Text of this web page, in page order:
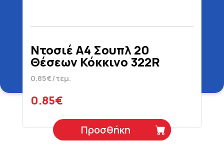
Ντοσιέ Α4 Σουπλ 20
Θέσεων Κόκκινο 322R
0.85€/τεμ.
0.85€
Προσθήκη